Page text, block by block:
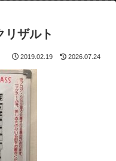
リザルト
2019.02.19 2026.07.24